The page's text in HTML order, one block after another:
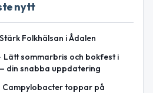
nytt
Stärk Folkhälsan i Ådalen
Lätt sommarbris och bokfest i
din snabba uppdatering
Campylobacter toppar på